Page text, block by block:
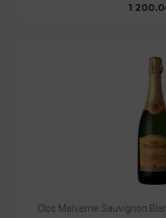
1
Clos Malverne Sauvignon